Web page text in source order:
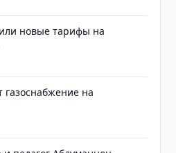
новые тарифы на
газоснабжение на